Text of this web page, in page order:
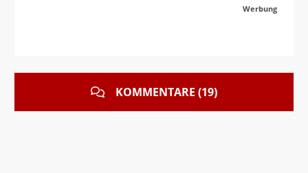
Werbung
KOMMENTARE (19)